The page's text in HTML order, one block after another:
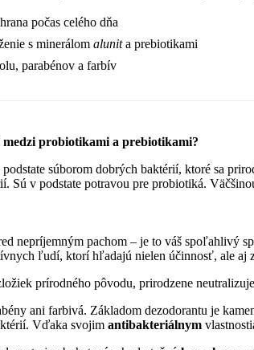
počas celého dňa
s minerálom alunita prebiotikami
parabénov a farbív
probiotikami a prebiotikami?
súborom dobrých baktérií, ktoré sa
Sú v podstate potravou pre probiotiká.
nepríjemným pachom – je to váš spoľahlivý
ľudí, ktorí hľadajú nielen účinnosť, ale aj
prírodného pôvodu, prirodzene
ani farbivá. Základom dezodorantu je
Vďaka svojim antibakteriálnym